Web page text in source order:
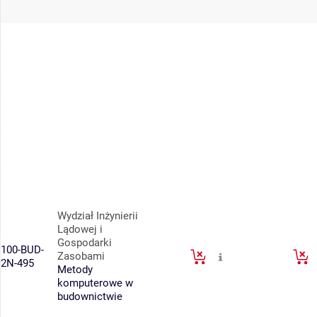
100-BUD-
2N-495
Wydział Inżynierii
Lądowej i
Gospodarki
Zasobami
Metody
komputerowe w
budownictwie